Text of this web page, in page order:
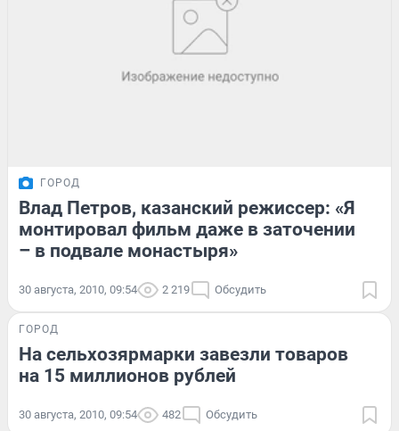
ГОРОД
Влад Петров, казанский режиссер: «Я
монтировал фильм даже в заточении
– в подвале монастыря»
30 августа, 2010, 09:54 2 219 Обсудить
ГОРОД
На сельхозярмарки завезли товаров
на 15 миллионов рублей
30 августа, 2010, 09:54 482 Обсудить